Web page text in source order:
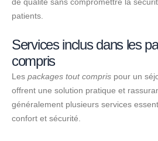
patients.
Services inclus dans les
compris
Les packages tout compris pour un
offrent une solution pratique et
généralement plusieurs services
confort et sécurité.